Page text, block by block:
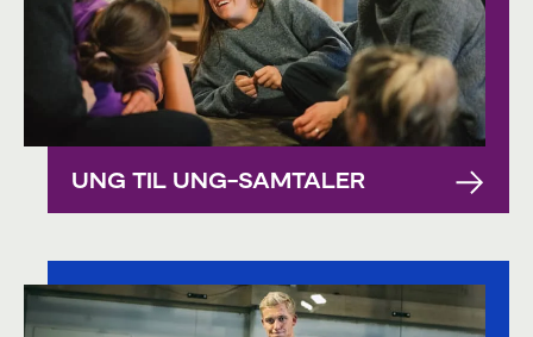
UNG TIL UNG-SAMTALER